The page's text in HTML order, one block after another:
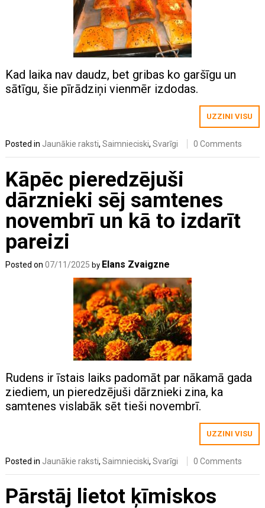
Kad laika nav daudz, bet gribas ko garšīgu un
sātīgu, šie pīrādziņi vienmēr izdodas.
UZZINI VISU
Posted in Jaunākie raksti,Saimnieciski,Svarīgi 0 Comments
Kāpēc pieredzējuši
dārznieki sēj samtenes
novembrī un kā to izdarīt
pareizi
Posted on07/11/2025 by Elans Zvaigzne
Rudens ir īstais laiks padomāt par nākamā gada
ziediem, un pieredzējuši dārznieki zina, ka
samtenes vislabāk sēt tieši novembrī.
UZZINI VISU
Posted in Jaunākie raksti,Saimnieciski,Svarīgi 0 Comments
Pārstāj lietot ķīmiskos